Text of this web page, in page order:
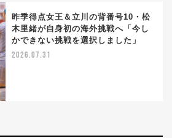
昨季得点女王＆立川の背番号10・松
木里緒が自身初の海外挑戦へ「今し
かできない挑戦を選択しました」
2026.07.31